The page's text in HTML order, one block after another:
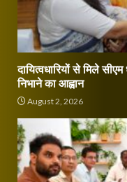
दायित्वधारियों से मिले
निभाने का आह्वान
August 2, 2026